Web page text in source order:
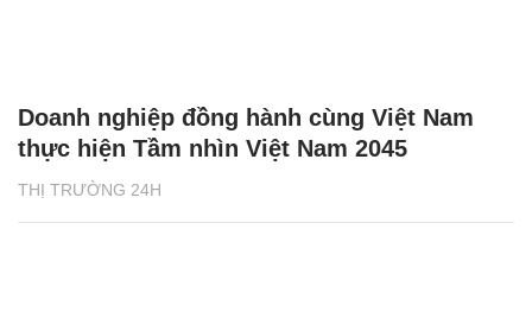
THỊ TRƯỜNG 24H
Doanh nghiệp đồng hành cùng Việt Nam
thực hiện Tầm nhìn Việt Nam 2045